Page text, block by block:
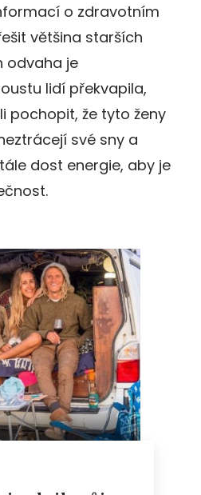
o zdravotním
většina starších
odvaha je
lidí překvapila,
pochopit, že tyto ženy
své sny a
dost energie, aby je